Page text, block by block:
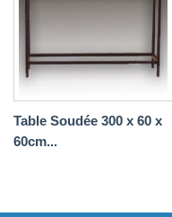
Table Soudée 300 x 60 x
60cm...